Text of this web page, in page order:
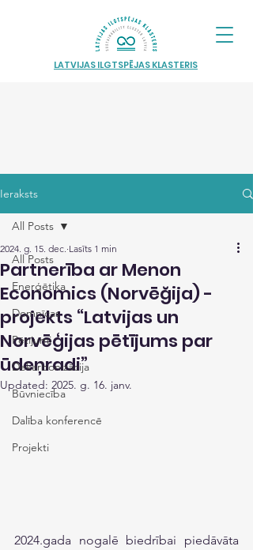
LATVIJAS ILGTSPĒJAS KLASTERIS
Ieraksts
All Posts
Enerģētika
Domnīcas
Pētījumi
Dekarbonizācija
Būvniecība
Dalība konferencē
Projekti
All Posts
Partnerība ar Menon
Economics (Norvēğija) -
projekts “Latvijas un
Norvēģijas pētījums par
ūdeņradi”
2024. g. 15. dec. Lasīts 1 min
Updated: 2025. g. 16. janv.
2024.gada nogalē biedrībai piedāvāta